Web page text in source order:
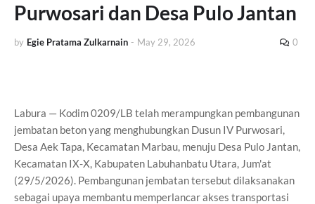
Purwosari dan Desa Pulo Jantan
by Egie Pratama Zulkarnain - May 29, 2026 0
Labura — Kodim 0209/LB telah merampungkan pembangunan
jembatan beton yang menghubungkan Dusun IV Purwosari,
Desa Aek Tapa, Kecamatan Marbau, menuju Desa Pulo Jantan,
Kecamatan IX-X, Kabupaten Labuhanbatu Utara, Jum'at
(29/5/2026). Pembangunan jembatan tersebut dilaksanakan
sebagai upaya membantu memperlancar akses transportasi